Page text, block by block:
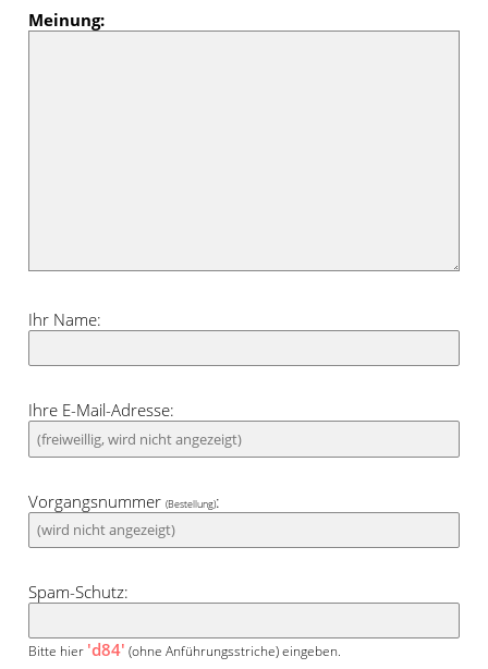
Wohnstile. Knallige Signalfarben wie Rot,
Meinung:
Ihr Name:
Ihre E-Mail-Adresse:
Vorgangsnummer(Bestellung):
Spam-Schutz:
Bitte hier 'd84' (ohne Anführungsstriche) eingeben.